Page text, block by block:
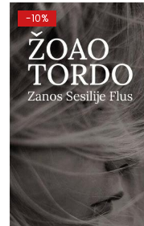
-10%